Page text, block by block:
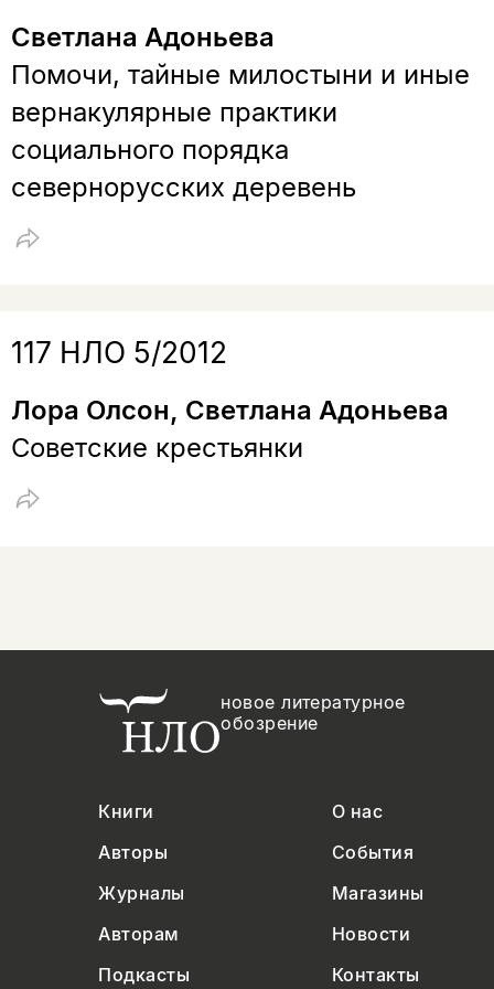
Светлана Адоньева
Помочи, тайные милостыни и иные
вернакулярные практики
социального порядка
севернорусских деревень
117 НЛО 5/2012
Лора Олсон, Светлана Адоньева
Советские крестьянки
новое литературное
обозрение
Книги
О нас
Авторы
События
Журналы
Магазины
Авторам
Новости
Подкасты
Контакты